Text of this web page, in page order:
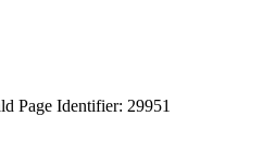
Page Identifier: 29951